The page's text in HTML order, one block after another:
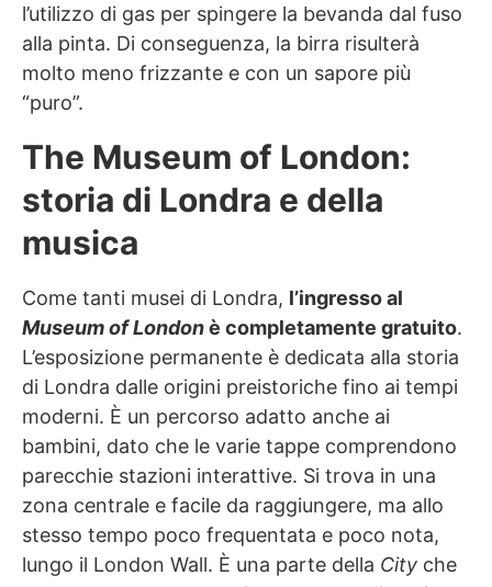
l’utilizzo di gas per spingere la bevanda dal fuso
alla pinta. Di conseguenza, la birra risulterà
molto meno frizzante e con un sapore più
“puro”.
The Museum of London:
storia di Londra e della
musica
Come tanti musei di Londra, l’ingresso al
Museum of Londonè completamente gratuito.
L’esposizione permanente è dedicata alla storia
di Londra dalle origini preistoriche fino ai tempi
moderni. È un percorso adatto anche ai
bambini, dato che le varie tappe comprendono
parecchie stazioni interattive. Si trova in una
zona centrale e facile da raggiungere, ma allo
stesso tempo poco frequentata e poco nota,
lungo il London Wall. È una parte della City che